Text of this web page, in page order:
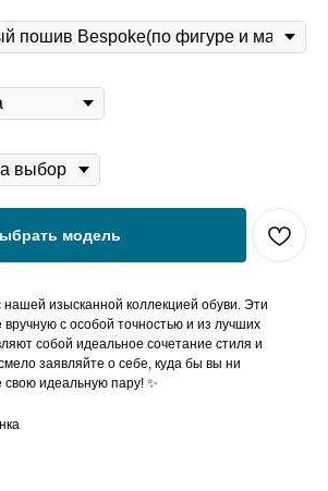
модель
нашей изысканной коллекцией обуви. Эти
с особой точностью и из лучших
собой идеальное сочетание стиля и
заявляйте о себе, куда бы вы ни
идеальную пару! ✨